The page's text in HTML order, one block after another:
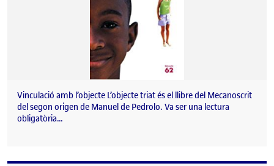
Vinculació amb l’objecte L’objecte triat és el llibre del Mecanoscrit
del segon origen de Manuel de Pedrolo. Va ser una lectura
obligatòria…